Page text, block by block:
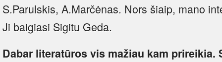
S.Parulskis, A.Marčėnas. Nors šiaip, mano
Ji baigiasi Sigitu Geda.
Dabar literatūros vis mažiau kam prireikia.